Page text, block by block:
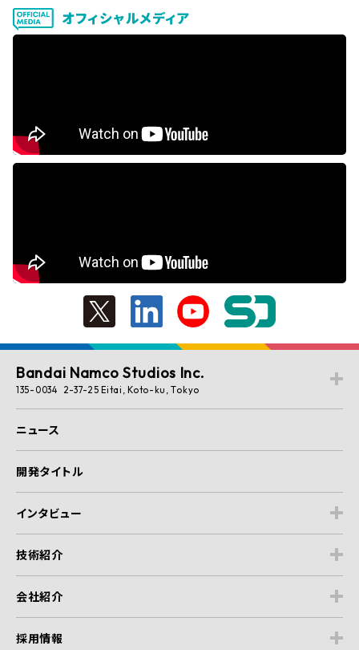
オフィシャルメディア
Bandai Namco Studios Inc.
135-0034 2-37-25 Eitai, Koto-ku, Tokyo
ニュース
開発タイトル
インタビュー
技術紹介
会社紹介
採用情報